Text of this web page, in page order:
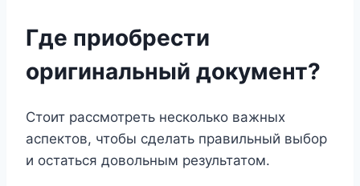
Где приобрести
оригинальный документ?
Стоит рассмотреть несколько важных
аспектов, чтобы сделать правильный выбор
и остаться довольным результатом.